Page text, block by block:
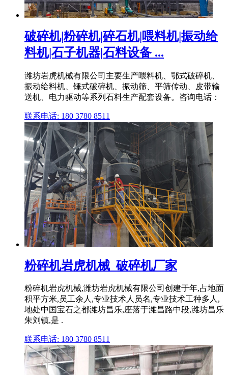
破碎机|粉碎机|碎石机|喂料机|振动给
料机|石子机器|石料设备 ...
潍坊岩虎机械有限公司主要生产喂料机、鄂式破碎机、
振动给料机、锤式破碎机、振动筛、平筛传动、皮带输
送机、电力驱动等系列石料生产配套设备。咨询电话：
联系电话: 180 3780 8511
粉碎机岩虎机械_破碎机厂家
粉碎机岩虎机械,潍坊岩虎机械有限公司创建于年,占地面
积平方米,员工余人,专业技术人员名,专业技术工种多人,
地处中国宝石之都潍坊昌乐,座落于潍昌路中段,潍坊昌乐
朱刘镇,是 .
联系电话: 180 3780 8511